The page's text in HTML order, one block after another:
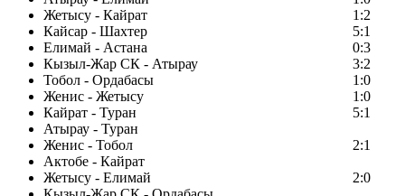
Жетысу - Кайрат
1:2
Кайсар - Шахтер
5:1
Елимай - Астана
0:3
Кызыл-Жар СК - Атырау
3:2
Тобол - Ордабасы
1:0
Женис - Жетысу
1:0
Кайрат - Туран
5:1
Атырау - Туран
Женис - Тобол
2:1
Актобе - Кайрат
Жетысу - Елимай
2:0